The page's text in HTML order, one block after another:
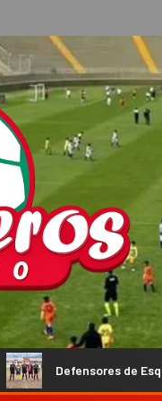
de Esquiú y Social Rojas